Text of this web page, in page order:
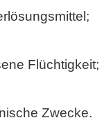
Flüchtigkeit;
Zwecke.